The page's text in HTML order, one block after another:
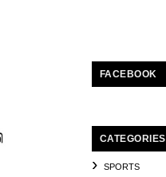
FACEBOOK
CATEGORIES
SPORTS